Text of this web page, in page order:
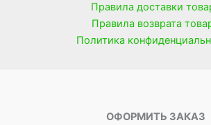
Правила доставки
Правила возврата
Политика
ОФОРМИТЬ ЗАКАЗ